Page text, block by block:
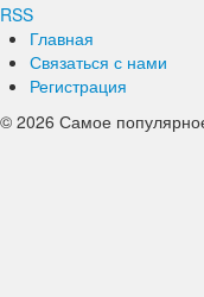
RSS
Главная
Связаться с нами
Регистрация
© 2026 Самое